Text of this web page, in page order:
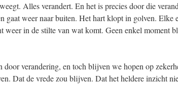
Alles verandert. En het is precies door die
gaat weer naar buiten. Het hart klopt in golven.
weer in de stilte van wat komt. Geen enkel moment
door verandering, en toch blijven we hopen op
Dat de vrede zou blijven. Dat het heldere inzicht